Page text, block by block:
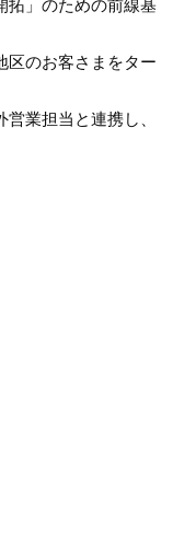
拓」のための前線基
区のお客さまをター
業担当と連携し、